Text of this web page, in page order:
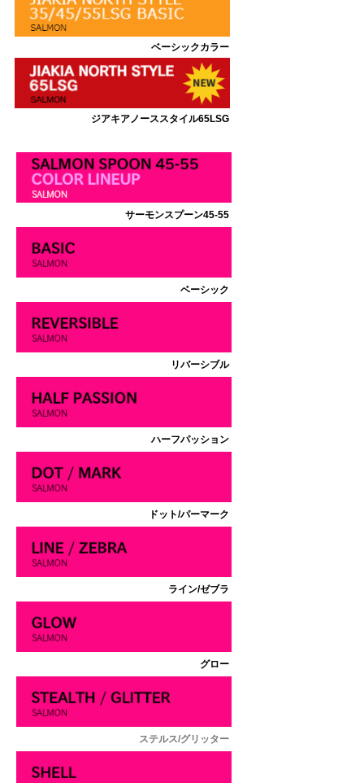
ベーシックカラー
ジアキアノーススタイル65LSG
サーモンスプーン45-55
ベーシック
リバーシブル
ハーフパッション
ドット/パーマーク
ライン/ゼブラ
グロー
ステルス/グリッター